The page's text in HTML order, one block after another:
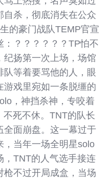
杀，彻底消失在公众
的豪门战队TEMP官宣
：？？？？？？TP怕不
纪扬第一次上场，场馆
队等着要骂他的人，眼
戏里宛如一条脱缰的
，神挡杀神，专咬着
死不休。TNT的队长
全面崩盘。这一幕过于
，当年一场全明星solo
，TNT的人气选手接连
枪不过开局成盒，当场